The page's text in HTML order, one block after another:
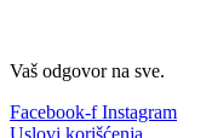
Vaš odgovor na sve.
Facebook-f Instagram
Uslovi korišćenja